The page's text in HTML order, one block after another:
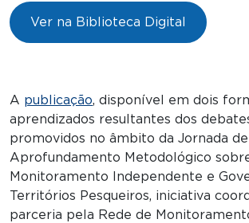
Ver na Biblioteca Digital
A publicação, disponível em dois
aprendizados resultantes dos
promovidos no âmbito da Jornada de
Aprofundamento Metodológico
Monitoramento Independente e
Territórios Pesqueiros, iniciativa
parceria pela Rede de